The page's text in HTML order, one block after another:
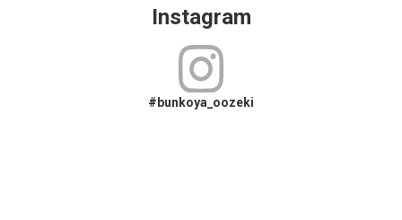
Instagram
#bunkoya_oozeki